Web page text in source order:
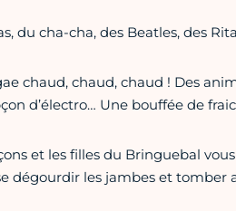
du cha-cha, des Beatles, des
chaud, chaud, chaud ! Des
d’électro… Une bouffée de
et les filles du Bringuebal
dégourdir les jambes et